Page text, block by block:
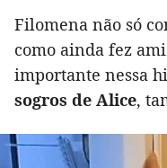
Filomena não só
como ainda fez
importante nessa
sogros de Alice,